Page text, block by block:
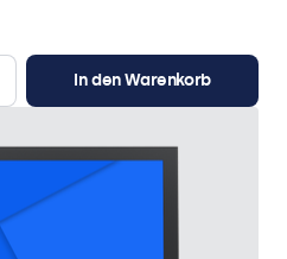
In den Warenkorb